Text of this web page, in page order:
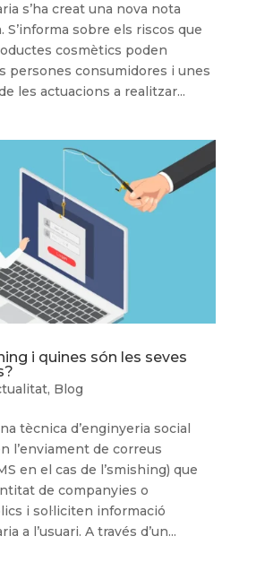
s’ha creat una nova nota
S’informa sobre els riscos que
cosmètics poden
persones consumidores i unes
les actuacions a realitzar...
i quines són les seves
, Blog
tècnica d’enginyeria social
l’enviament de correus
en el cas de l’smishing) que
de companyies o
i sol·liciten informació
a l’usuari. A través d’un...